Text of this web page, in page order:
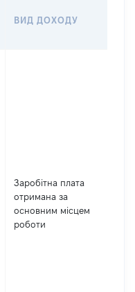
ВИД ДОХОДУ
Заробітна плата
отримана за
основним місцем
роботи